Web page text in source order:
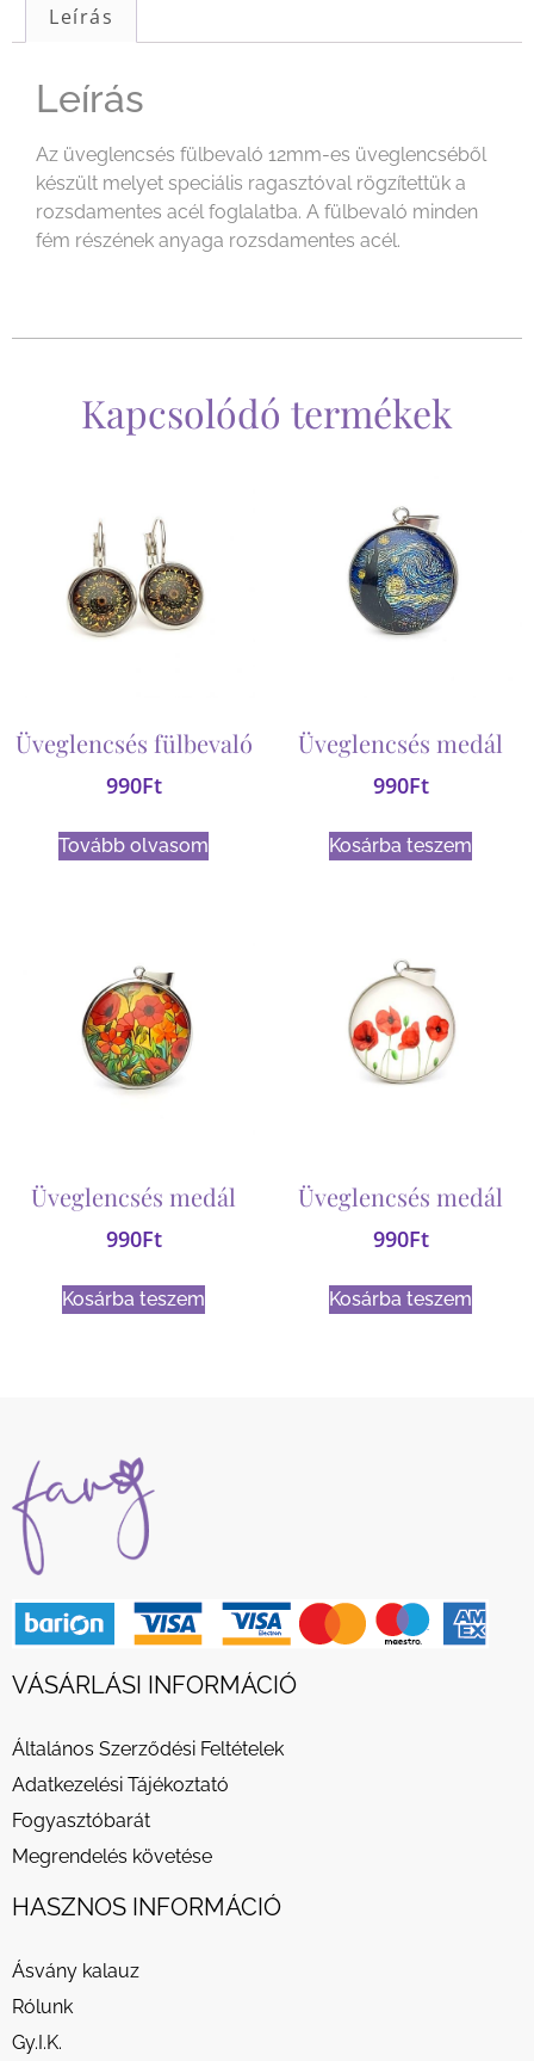
Leírás
Leírás
Az üveglencsés fülbevaló 12mm-es üveglencséből
készült melyet speciális ragasztóval rögzítettük a
rozsdamentes acél foglalatba. A fülbevaló minden
fém részének anyaga rozsdamentes acél.
Kapcsolódó termékek
Üveglencsés fülbevaló
990Ft
Tovább olvasom
Üveglencsés medál
990Ft
Kosárba teszem
Üveglencsés medál
990Ft
Kosárba teszem
Üveglencsés medál
990Ft
Kosárba teszem
VÁSÁRLÁSI INFORMÁCIÓ
Általános Szerződési Feltételek
Adatkezelési Tájékoztató
Fogyasztóbarát
Megrendelés követése
HASZNOS INFORMÁCIÓ
Ásvány kalauz
Rólunk
Gy.I.K.